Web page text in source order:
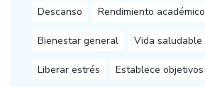
Descanso Rendimiento académico
Bienestar general Vida saludable
Liberar estrés Establece objetivos